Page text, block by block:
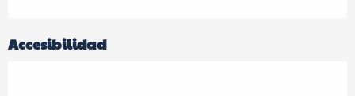
Accesibilidad